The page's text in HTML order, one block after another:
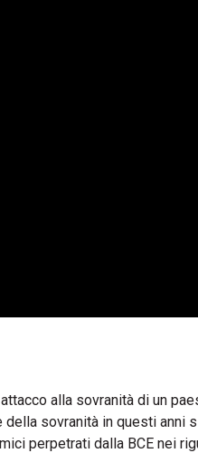
alla sovranità di un
della sovranità in questi anni
perpetrati dalla BCE nei